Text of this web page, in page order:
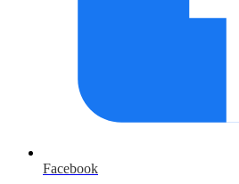
Facebook